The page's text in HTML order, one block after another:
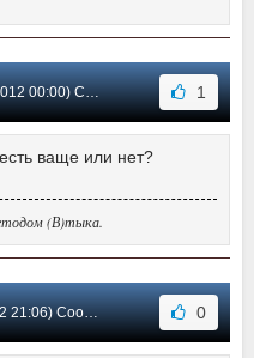
Сообщение #3 1
ваще или нет?
(В)тыка.
Сообщение #2 0